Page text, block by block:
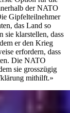
der NATO
Gipfelteilnehmer
das Land so
sie klarstellen, dass
er den Krieg
erfordern, dass
Die NATO
sie grosszügig
mithilft.»